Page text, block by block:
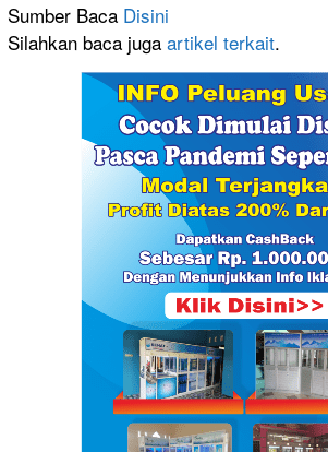
Sumber Baca Disini
Silahkan baca juga artikel terkait.